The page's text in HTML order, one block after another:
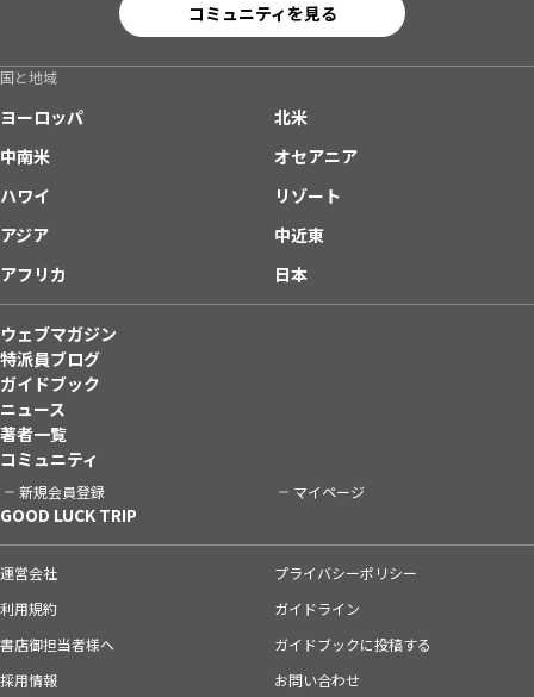
コミュニティを見る
国と地域
ヨーロッパ
北米
中南米
オセアニア
ハワイ
リゾート
アジア
中近東
アフリカ
日本
ウェブマガジン
特派員ブログ
ガイドブック
ニュース
著者一覧
コミュニティ
新規会員登録 マイページ
GOOD LUCK TRIP
運営会社
プライバシーポリシー
利用規約
ガイドライン
書店御担当者様へ
ガイドブックに投稿する
採用情報
お問い合わせ